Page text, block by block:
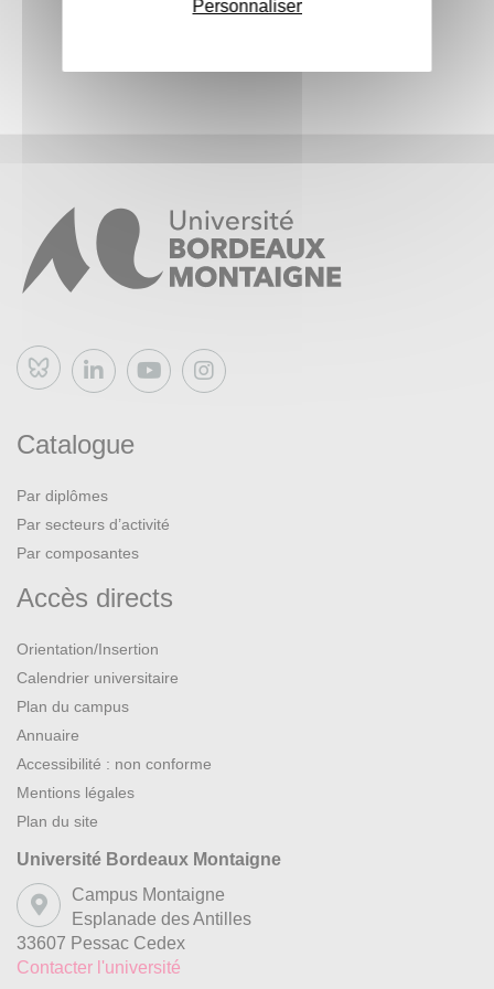
Bluesky
Catalogue
Par diplômes
Par secteurs d’activité
Par composantes
Accès directs
Orientation/Insertion
Calendrier universitaire
Plan du campus
Annuaire
Accessibilité : non conforme
Mentions légales
Plan du site
Université Bordeaux Montaigne
Campus Montaigne
Esplanade des Antilles
33607 Pessac Cedex
Contacter l'université
Personnaliser